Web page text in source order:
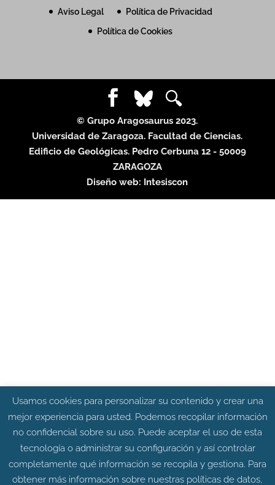
Aviso Legal
Política de Privacidad
Política de Cookies
© Grupo Aragosaurus 2023.
Universidad de Zaragoza. Facultad de Ciencias.
Edificio de Geológicas. Pedro Cerbuna 12 - 50009
ZARAGOZA
Diseño web: Intesiscon
Usamos cookies para personalizar su contenido y crear una
mejor experiencia para usted. Podemos recopilar información
no confidencial sobre su uso. Puede aceptar el uso de esta
tecnología o administrar su configuración y así controlar
completamente qué información se recopila y gestiona. Para
obtener más información sobre nuestras políticas de datos,